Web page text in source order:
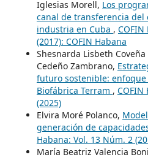
Iglesias Morell, Los
canal de transferencia
industria en Cuba , COFIN
(2017): COFIN Habana
Shesnarda Lisbeth
Cedeño Zambrano,
futuro sostenible:
Biofábrica Terram , COFIN
(2025)
Elvira Moré Polanco,
generación de
Habana: Vol. 13 Núm. 2
María Beatriz Valencia